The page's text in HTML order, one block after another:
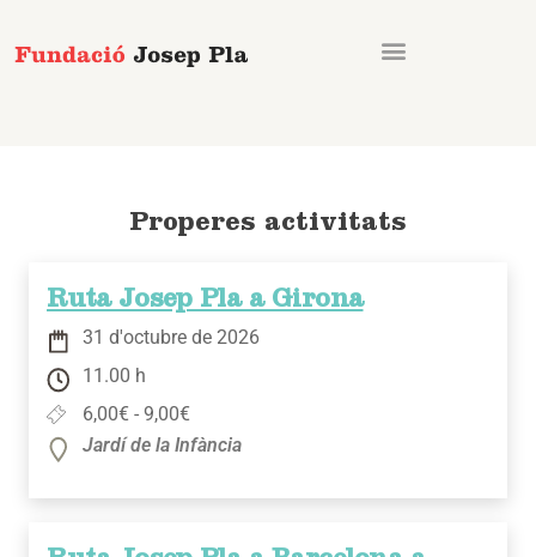
al
Properes activitats
Ruta Josep Pla a Girona
31 d'octubre de 2026
11.00 h
6,00€ - 9,00€
Jardí de la Infància